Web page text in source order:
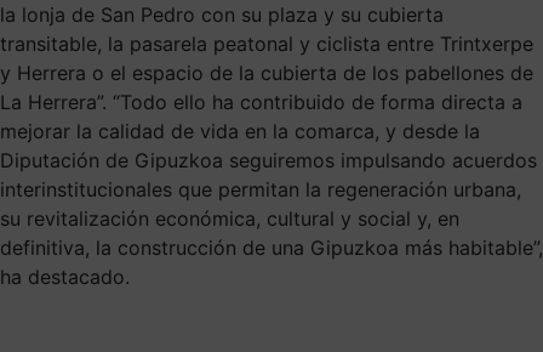
la lonja de San Pedro con su plaza y su cubierta
transitable, la pasarela peatonal y ciclista entre Trintxerpe
y Herrera o el espacio de la cubierta de los pabellones de
La Herrera”. “Todo ello ha contribuido de forma directa a
mejorar la calidad de vida en la comarca, y desde la
Diputación de Gipuzkoa seguiremos impulsando acuerdos
interinstitucionales que permitan la regeneración urbana,
su revitalización económica, cultural y social y, en
definitiva, la construcción de una Gipuzkoa más habitable”,
ha destacado.